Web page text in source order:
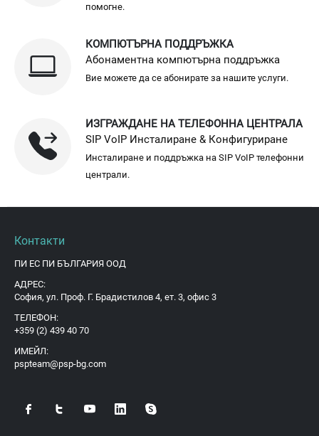
помогне.
КОМПЮТЪРНА ПОДДРЪЖКА
Абонаментна компютърна поддръжка
Вие можете да се абонирате за нашите услуги.
ИЗГРАЖДАНЕ НА ТЕЛЕФОННА ЦЕНТРАЛА
SIP VoIP Инсталиране & Конфигуриране
Инсталиране и поддръжка на SIP VoIP телефонни
централи.
Контакти
ПИ ЕС ПИ БЪЛГАРИЯ ООД
АДРЕС:
София, ул. Проф. Г. Брадистилов 4, ет. 3, офис 3
ТЕЛЕФОН:
+359 (2) 439 40 70
ИМЕЙЛ:
pspteam@psp-bg.com